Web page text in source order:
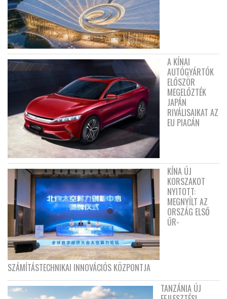
A KÍNAI
AUTÓGYÁRTÓK
ELŐSZÖR
MEGELŐZTÉK
JAPÁN
RIVÁLISAIKAT AZ
EU PIACÁN
KÍNA ÚJ
KORSZAKOT
NYITOTT:
MEGNYÍLT AZ
ORSZÁG ELSŐ
ŰR-
SZÁMÍTÁSTECHNIKAI INNOVÁCIÓS KÖZPONTJA
TANZÁNIA ÚJ